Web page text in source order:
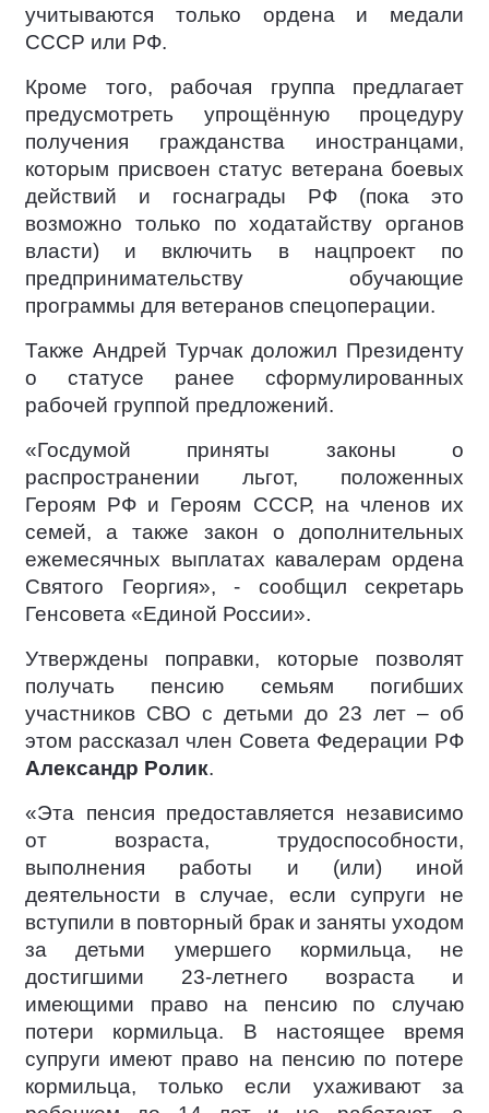
учитываются только ордена и медали
СССР или РФ.
Кроме того, рабочая группа предлагает
предусмотреть упрощённую процедуру
получения гражданства иностранцами,
которым присвоен статус ветерана боевых
действий и госнаграды РФ (пока это
возможно только по ходатайству органов
власти) и включить в нацпроект по
предпринимательству обучающие
программы для ветеранов спецоперации.
Также Андрей Турчак доложил Президенту
о статусе ранее сформулированных
рабочей группой предложений.
«Госдумой приняты законы о
распространении льгот, положенных
Героям РФ и Героям СССР, на членов их
семей, а также закон о дополнительных
ежемесячных выплатах кавалерам ордена
Святого Георгия», - сообщил секретарь
Генсовета «Единой России».
Утверждены поправки, которые позволят
получать пенсию семьям погибших
участников СВО с детьми до 23 лет – об
этом рассказал член Совета Федерации РФ
Александр Ролик.
«Эта пенсия предоставляется независимо
от возраста, трудоспособности,
выполнения работы и (или) иной
деятельности в случае, если супруги не
вступили в повторный брак и заняты уходом
за детьми умершего кормильца, не
достигшими 23-летнего возраста и
имеющими право на пенсию по случаю
потери кормильца. В настоящее время
супруги имеют право на пенсию по потере
кормильца, только если ухаживают за